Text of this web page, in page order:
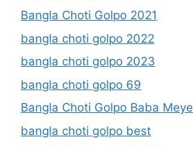
Bangla Choti Golpo 2021
bangla choti golpo 2022
bangla choti golpo 2023
bangla choti golpo 69
Bangla Choti Golpo Baba Meye
bangla choti golpo best